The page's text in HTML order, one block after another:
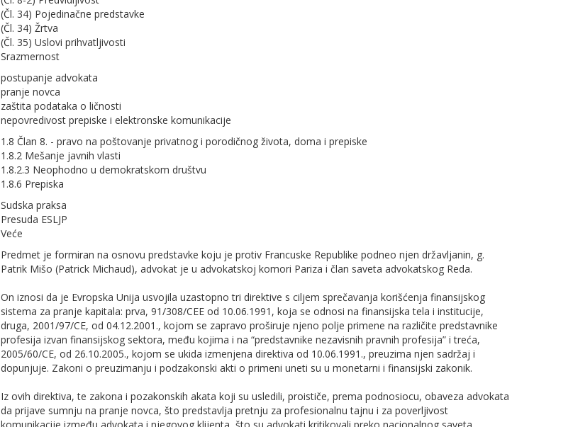
(Čl. 34) Pojedinačne predstavke
(Čl. 34) Žrtva
(Čl. 35) Uslovi prihvatljivosti
Srazmernost
postupanje advokata
pranje novca
zaštita podataka o ličnosti
nepovredivost prepiske i elektronske komunikacije
1.8 Član 8. - pravo na poštovanje privatnog i porodičnog života, doma i prepiske
1.8.2 Mešanje javnih vlasti
1.8.2.3 Neophodno u demokratskom društvu
1.8.6 Prepiska
Sudska praksa
Presuda ESLJP
Veće
Predmet je formiran na osnovu predstavke koju je protiv Francuske Republike podneo njen državljanin, g.
Patrik Mišo (Patrick Michaud), advokat je u advokatskoj komori Pariza i član saveta advokatskog Reda.
On iznosi da je Evropska Unija usvojila uzastopno tri direktive s ciljem sprečavanja korišćenja finansijskog
sistema za pranje kapitala: prva, 91/308/CEE od 10.06.1991, koja se odnosi na finansijska tela i institucije,
druga, 2001/97/CE, od 04.12.2001., kojom se zapravo proširuje njeno polje primene na različite predstavnike
profesija izvan finansijskog sektora, među kojima i na “predstavnike nezavisnih pravnih profesija” i treća,
2005/60/CE, od 26.10.2005., kojom se ukida izmenjena direktiva od 10.06.1991., preuzima njen sadržaj i
dopunjuje. Zakoni o preuzimanju i podzakonski akti o primeni uneti su u monetarni i finansijski zakonik.
Iz ovih direktiva, te zakona i pozakonskih akata koji su usledili, proističe, prema podnosiocu, obaveza advokata
da prijave sumnju na pranje novca, što predstavlja pretnju za profesionalnu tajnu i za poverljivost